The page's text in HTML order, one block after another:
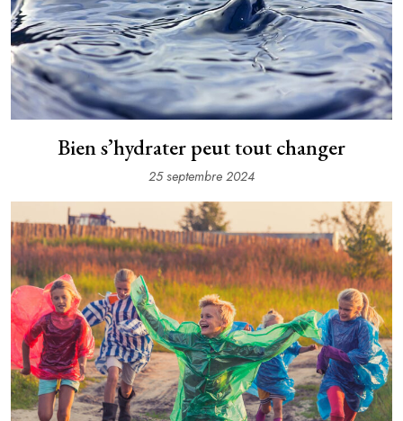
Bien s’hydrater peut tout changer
25 septembre 2024